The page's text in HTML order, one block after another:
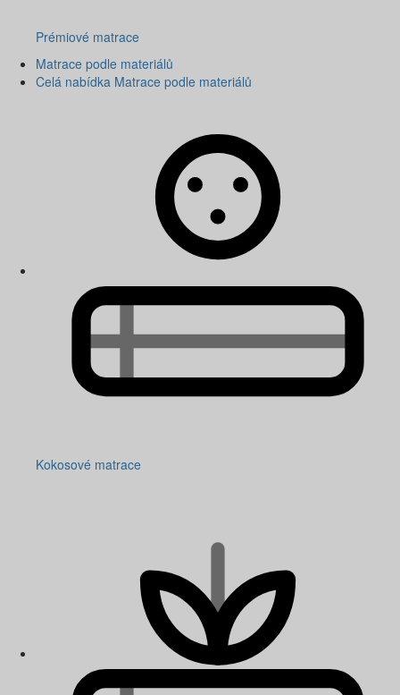
Prémiové matrace
Matrace podle materiálů
Celá nabídka Matrace podle materiálů
Kokosové matrace